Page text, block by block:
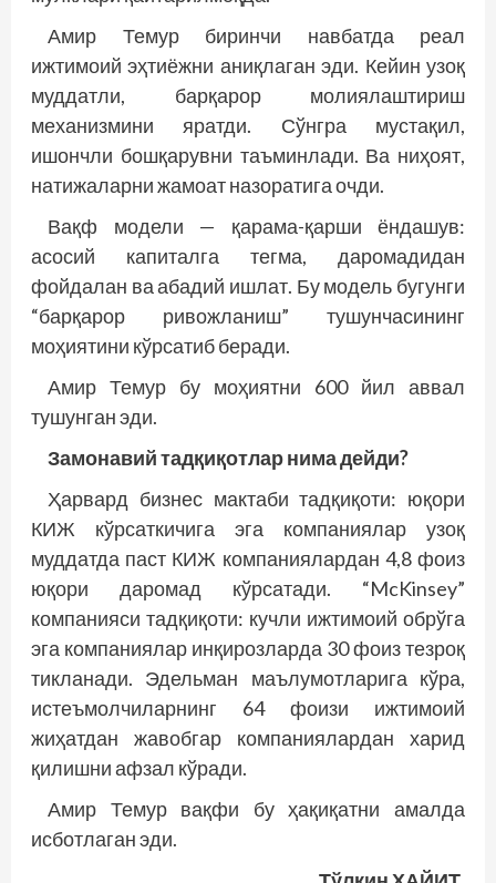
Амир Темур биринчи навбатда реал
ижтимоий эҳтиёжни аниқлаган эди. Кейин узоқ
муддатли, барқарор молиялаштириш
механизмини яратди. Сўнгра мустақил,
ишончли бошқарувни таъминлади. Ва ниҳоят,
натижаларни жамоат назоратига очди.
Вақф модели — қарама-қарши ёндашув:
асосий капиталга тегма, даромадидан
фойдалан ва абадий ишлат. Бу модель бугунги
“барқарор ривожланиш” тушунчасининг
моҳиятини кўрсатиб беради.
Амир Темур бу моҳиятни 600 йил аввал
тушунган эди.
Замонавий тадқиқотлар нима дейди?
Ҳарвард бизнес мактаби тадқиқоти: юқори
КИЖ кўрсаткичига эга компаниялар узоқ
муддатда паст КИЖ компаниялардан 4,8 фоиз
юқори даромад кўрсатади. “McKinsey”
компанияси тадқиқоти: кучли ижтимоий обрўга
эга компаниялар инқирозларда 30 фоиз тезроқ
тикланади. Эдельман маълумотларига кўра,
истеъмолчиларнинг 64 фоизи ижтимоий
жиҳатдан жавобгар компаниялардан харид
қилишни афзал кўради.
Амир Темур вақфи бу ҳақиқатни амалда
исботлаган эди.